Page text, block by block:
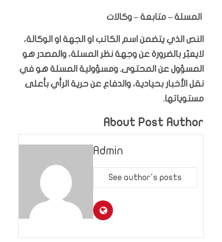
المسلة – متابعة – وكالات
النص الذي يتضمن اسم الكاتب او الجهة او الوكالة،
لايعبّر بالضرورة عن وجهة نظر المسلة، والمصدر هو
المسؤول عن المحتوى. ومسؤولية المسلة هو في
نقل الأخبار بحيادية، والدفاع عن حرية الرأي بأعلى
مستوياتها.
About Post Author
Admin
See author's posts